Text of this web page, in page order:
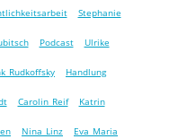
Stephanie
Podcast Ulrike
Rudkoffsky Handlung
Carolin Reif Katrin
Nina Linz Eva Maria